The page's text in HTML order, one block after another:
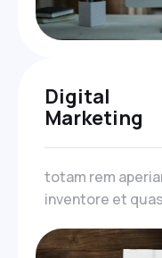
Digital
Marketing
totam rem
inventore et